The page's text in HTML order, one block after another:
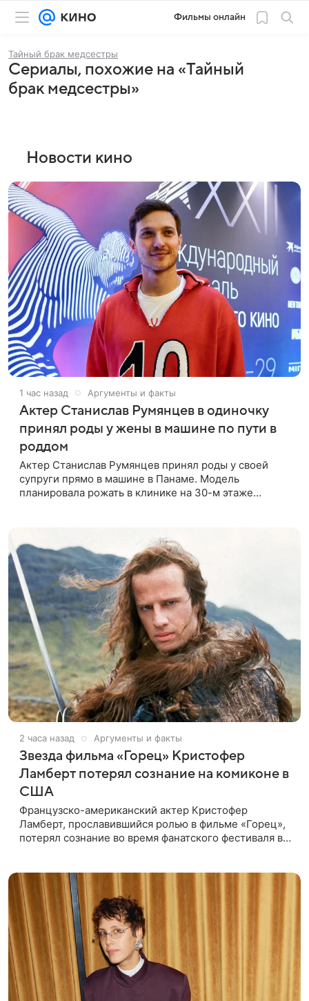
Фильмы онлайн
Тайный брак медсестры
Сериалы, похожие на «Тайный
брак медсестры»
Новости кино
1 час назад Аргументы и факты
Актер Станислав Румянцев в одиночку
принял роды у жены в машине по пути в
роддом
Актер Станислав Румянцев принял роды у своей
супруги прямо в машине в Панаме. Модель
планировала рожать в клинике на 30-м этаже
2 часа назад Аргументы и факты
Звезда фильма «Горец» Кристофер
Ламберт потерял сознание на комиконе в
США
Французско-американский актер Кристофер
Ламберт, прославившийся ролью в фильме «Горец»,
потерял сознание во время фанатского фестиваля в